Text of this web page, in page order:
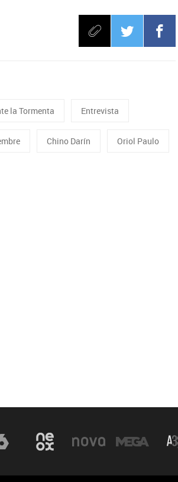
la Tormenta Entrevista
Chino Darín Oriol Paulo